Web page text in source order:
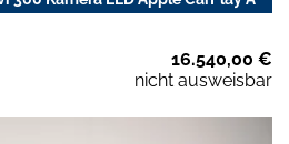
16.540,00 €
nicht ausweisbar